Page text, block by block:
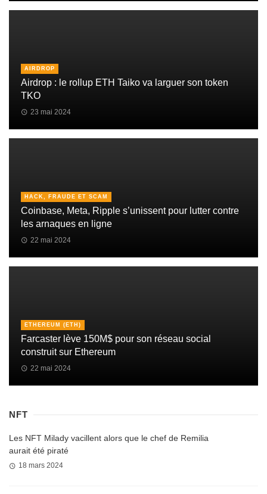
AIRDROP
Airdrop : le rollup ETH Taiko va larguer son token
TKO
23 mai 2024
HACK, FRAUDE ET SCAM
Coinbase, Meta, Ripple s’unissent pour lutter contre
les arnaques en ligne
22 mai 2024
ETHEREUM (ETH)
Farcaster lève 150M$ pour son réseau social
construit sur Ethereum
22 mai 2024
NFT
Les NFT Milady vacillent alors que le chef de Remilia
aurait été piraté
18 mars 2024